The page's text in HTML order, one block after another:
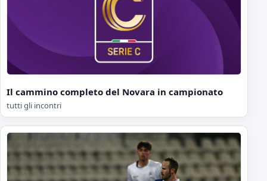
Il cammino completo del Novara in campionato
tutti gli incontri